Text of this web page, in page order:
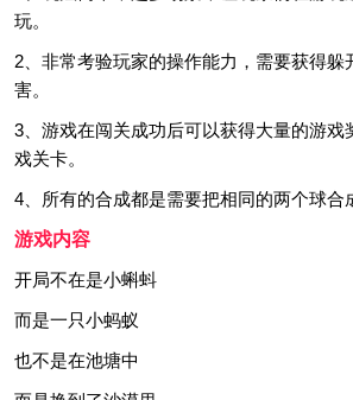
玩。
2、非常考验玩家的操作能力，需要获得躲
害。
3、游戏在闯关成功后可以获得大量的游戏
戏关卡。
4、所有的合成都是需要把相同的两个球合
游戏内容
开局不在是小蝌蚪
而是一只小蚂蚁
也不是在池塘中